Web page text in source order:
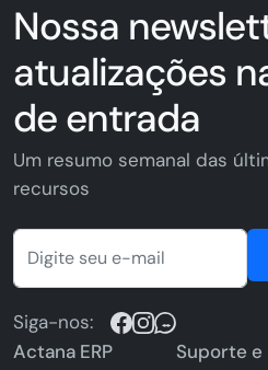
Nossa
atualizações
de entrada
Um resumo semanal das
recursos
Siga-nos:
Actana ERP
Suporte e